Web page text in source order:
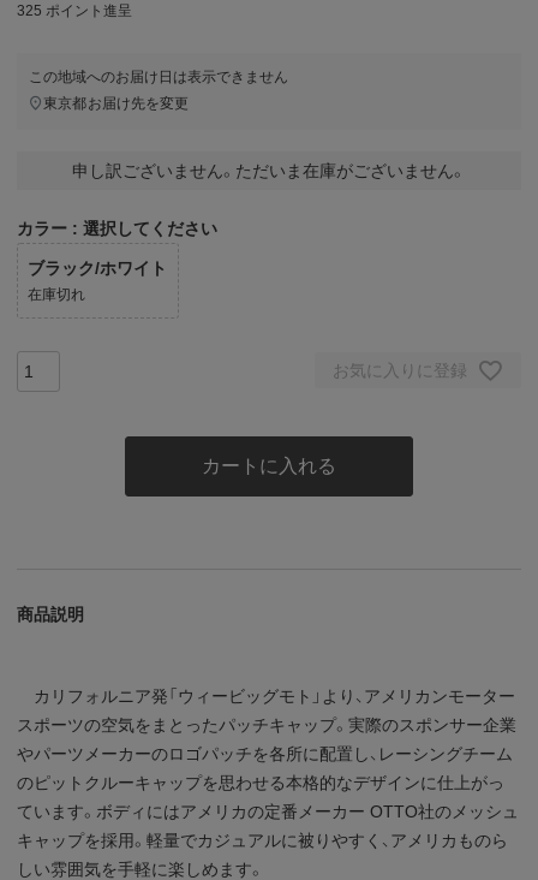
325 ポイント進呈
この地域へのお届け日は表示できません
東京都お届け先を変更
申し訳ございません。ただいま在庫がございません。
カラー 選択してください
ブラック/ホワイト
在庫切れ
お気に入りに登録
カートに入れる
商品説明
カリフォルニア発「ウィービッグモト」より、アメリカンモーター
スポーツの空気をまとったパッチキャップ。実際のスポンサー企業
やパーツメーカーのロゴパッチを各所に配置し、レーシングチーム
のピットクルーキャップを思わせる本格的なデザインに仕上がっ
ています。ボディにはアメリカの定番メーカー OTTO社のメッシュ
キャップを採用。軽量でカジュアルに被りやすく、アメリカものら
しい雰囲気を手軽に楽しめます。